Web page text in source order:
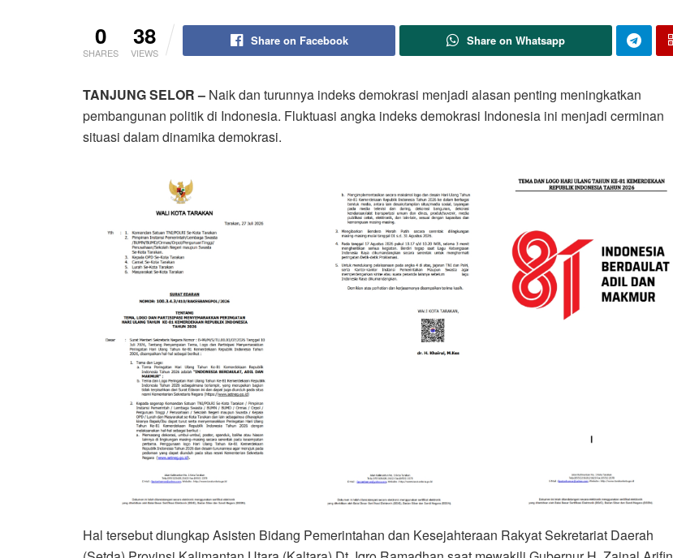
0
SHARES
38
VIEWS
Share on Facebook Share on Whatsapp
TANJUNG SELOR – Naik dan turunnya indeks demokrasi menjadi alasan penting meningkatkan
pembangunan politik di Indonesia. Fluktuasi angka indeks demokrasi Indonesia ini menjadi cerminan
situasi dalam dinamika demokrasi.
Hal tersebut diungkap Asisten Bidang Pemerintahan dan Kesejahteraan Rakyat Sekretariat Daerah